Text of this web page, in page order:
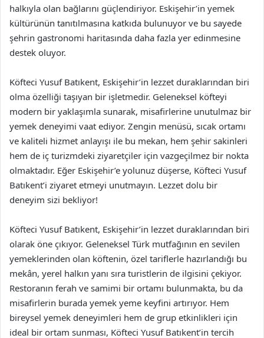
halkıyla olan bağlarını güçlendiriyor. Eskişehir’in yemek
kültürünün tanıtılmasına katkıda bulunuyor ve bu sayede
şehrin gastronomi haritasında daha fazla yer edinmesine
destek oluyor.
Köfteci Yusuf Batıkent, Eskişehir’in lezzet duraklarından biri
olma özelliği taşıyan bir işletmedir. Geleneksel köfteyi
modern bir yaklaşımla sunarak, misafirlerine unutulmaz bir
yemek deneyimi vaat ediyor. Zengin menüsü, sıcak ortamı
ve kaliteli hizmet anlayışı ile bu mekan, hem şehir sakinleri
hem de iç turizmdeki ziyaretçiler için vazgeçilmez bir nokta
olmaktadır. Eğer Eskişehir’e yolunuz düşerse, Köfteci Yusuf
Batıkent’i ziyaret etmeyi unutmayın. Lezzet dolu bir
deneyim sizi bekliyor!
Köfteci Yusuf Batıkent, Eskişehir’in lezzet duraklarından biri
olarak öne çıkıyor. Geleneksel Türk mutfağının en sevilen
yemeklerinden olan köftenin, özel tariflerle hazırlandığı bu
mekân, yerel halkın yanı sıra turistlerin de ilgisini çekiyor.
Restoranın ferah ve samimi bir ortamı bulunmakta, bu da
misafirlerin burada yemek yeme keyfini artırıyor. Hem
bireysel yemek deneyimleri hem de grup etkinlikleri için
ideal bir ortam sunması, Köfteci Yusuf Batıkent’in tercih